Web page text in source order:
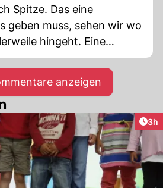
Spitze. Das eine
geben muss, sehen wir wo
hingeht. Eine
anzeigen
3h